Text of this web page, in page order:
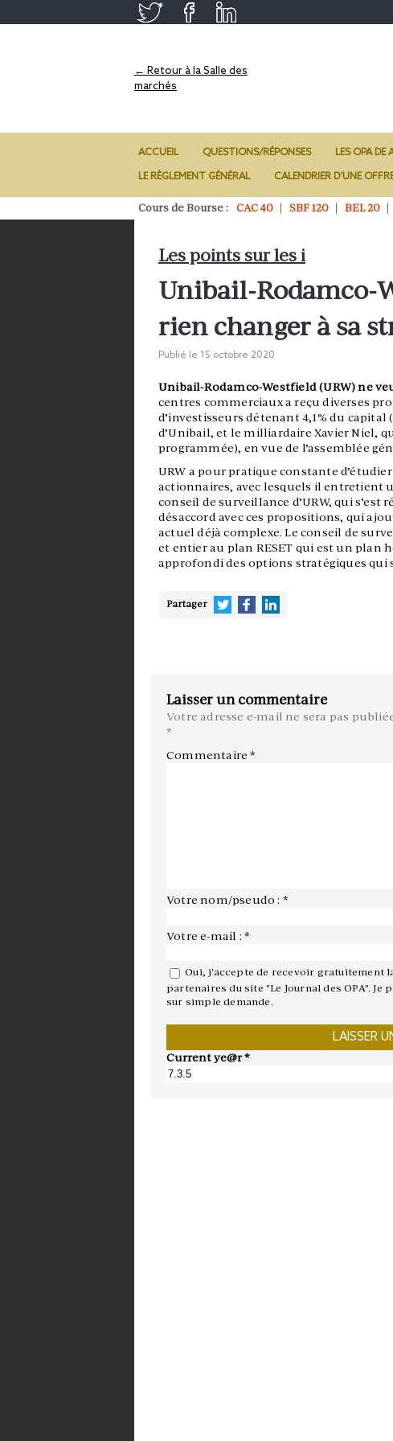
← Retour à la Salle des
marchés
ACCUEIL QUESTIONS/RÉPONSES LES OPA DE
LE RÈGLEMENT GÉNÉRAL CALENDRIER D’UNE
Cours de Bourse : CAC 40 SBF 120 BEL 20
Les points sur les i
Unibail-Rodamco-
rien changer à sa
Publié le 15 octobre 2020
Unibail-Rodamco-Westfield (URW) ne
centres commerciaux a reçu diverses
d’investisseurs détenant 4,1% du
d’Unibail, et le milliardaire Xavier Niel,
programmée), en vue de l’assemblée
URW a pour pratique constante
actionnaires, avec lesquels il entretient
conseil de surveillance d’URW, qui
désaccord avec ces propositions, qui
actuel déjà complexe. Le conseil de
et entier au plan RESET qui est un plan
approfondi des options stratégiques qui
Partager
Laisser un commentaire
Votre adresse e-mail ne sera pas
*
Commentaire*
Votre nom/pseudo : *
Votre e-mail : *
Oui, j'accepte de recevoir gratuitement
partenaires du site "Le Journal des OPA".
sur simple demande.
Current ye@r*